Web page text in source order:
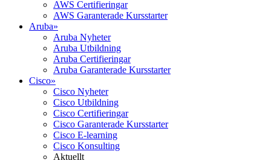
AWS Certifieringar
AWS Garanterade Kursstarter
Aruba»
Aruba Nyheter
Aruba Utbildning
Aruba Certifieringar
Aruba Garanterade Kursstarter
Cisco»
Cisco Nyheter
Cisco Utbildning
Cisco Certifieringar
Cisco Garanterade Kursstarter
Cisco E-learning
Cisco Konsulting
Aktuellt